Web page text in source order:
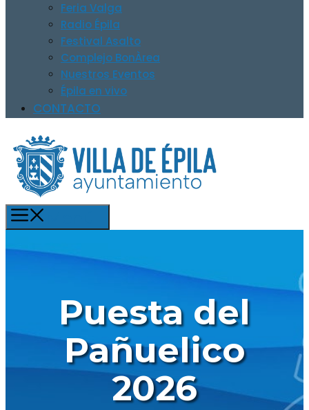
Feria Valga
Radio Épila
Festival Asalto
Complejo BonÀrea
Nuestros Eventos
Épila en vivo
CONTACTO
Puesta del
Pañuelico
2026